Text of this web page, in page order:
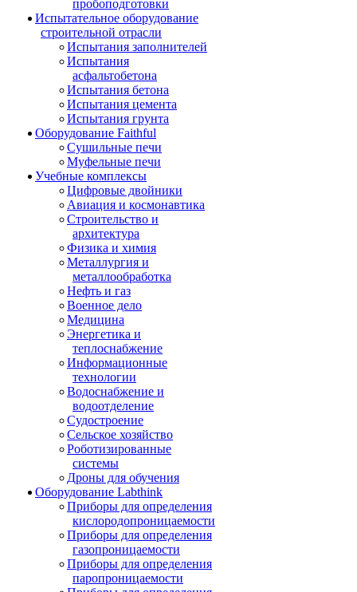
пробоподготовки
Испытательное оборудование
строительной отрасли
Испытания заполнителей
Испытания
асфальтобетона
Испытания бетона
Испытания цемента
Испытания грунта
Оборудование Faithful
Сушильные печи
Муфельные печи
Учебные комплексы
Цифровые двойники
Авиация и космонавтика
Строительство и
архитектура
Физика и химия
Металлургия и
металлообработка
Нефть и газ
Военное дело
Медицина
Энергетика и
теплоснабжение
Информационные
технологии
Водоснабжение и
водоотделение
Судостроение
Сельское хозяйство
Роботизированные
системы
Дроны для обучения
Оборудование Labthink
Приборы для определения
кислородопроницаемости
Приборы для определения
газопроницаемости
Приборы для определения
паропроницаемости